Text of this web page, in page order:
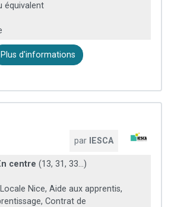
équivalent
Plus d'informations
par IESCA
centre (13, 31, 33...)
Nice, Aide aux apprentis,
Contrat de